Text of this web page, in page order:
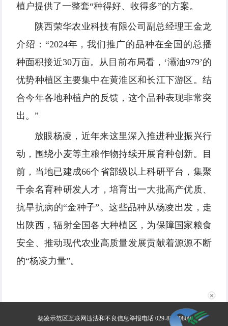
植户提供了一整套“种得好、收得多”的方案。
陕西荣华农业科技有限公司副总经理王金龙
介绍：“2024年，我们推广的品种在全国的总播
种面积接近30万亩。从目前布局看，‘灞油979’的
优势种植区主要集中在黄淮区和长江下游区。结
合今年各地种植户的反馈，这个品种表现非常突
出。”
放眼杨凌，近年来这里深入推进种业振兴行
动，围绕小麦等主粮作物持续开展育种创新。目
前，当地已建成66个省部级以上科研平台，集聚
千余名育种研发人才，培育出一大批高产优质、
抗旱抗病的“金种子”。这些品种从杨凌出发，走
出陕西，辐射全国各大种植区，为保障国家粮食
安全、推动现代农业高质量发展贡献着源源不断
的“杨凌力量”。
杨凌示范区互联网违法和不良信息举报电话 029-87030800
✕